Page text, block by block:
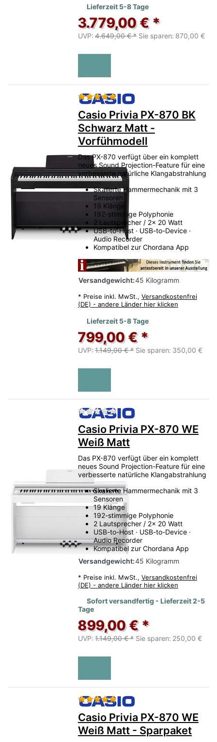
Lieferzeit 5-8 Tage
3.779,00 € *
UVP: 4.649,00 € * Sie sparen: 870,00 €
Bewertung: 5 von 5
Casio Privia PX-870 BK
Schwarz Matt -
Vorfühmodell
Das PX-870 verfügt über ein komplett
neues Sound Projection-Feature für eine
verbesserte natürliche Klangabstrahlung
Skalierte Hammermechanik mit 3
Sensoren
19 Klänge
192-stimmige Polyphonie
2 Lautsprecher / 2x 20 Watt
USB-to-Host · USB-to-Device ·
Audio Recorder
Kompatibel zur Chordana App
Versandgewicht:45 Kilogramm
* Preise inkl. MwSt., Versandkostenfrei
(DE) - andere Länder hier klicken
Lieferzeit 5-8 Tage
799,00 € *
UVP: 1.149,00 € * Sie sparen: 350,00 €
Zu diesem Produkt liegen
Casio Privia PX-870 WE
Weiß Matt
Das PX-870 verfügt über ein komplett
neues Sound Projection-Feature für eine
verbesserte natürliche Klangabstrahlung
Skalierte Hammermechanik mit 3
Sensoren
19 Klänge
192-stimmige Polyphonie
2 Lautsprecher / 2x 20 Watt
USB-to-Host · USB-to-Device ·
Audio Recorder
Kompatibel zur Chordana App
Versandgewicht:45 Kilogramm
* Preise inkl. MwSt., Versandkostenfrei
(DE) - andere Länder hier klicken
Sofort versandfertig - Lieferzeit 2-5
Tage
899,00 € *
UVP: 1.149,00 € * Sie sparen: 250,00 €
Bewertung: 5 von 5
Casio Privia PX-870 WE
Weiß Matt - Sparpaket